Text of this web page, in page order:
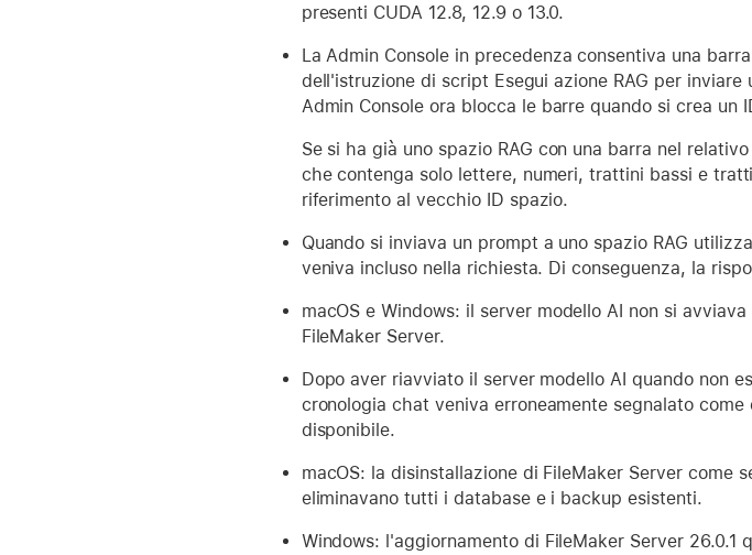
presenti CUDA 12.8, 12.9 o 13.0.
La Admin Console in precedenza consentiva una
dell'istruzione di script Esegui azione RAG per
Admin Console ora blocca le barre quando si crea un
Se si ha già uno spazio RAG con una barra nel
che contenga solo lettere, numeri, trattini bassi e
riferimento al vecchio ID spazio.
Quando si inviava un prompt a uno spazio RAG
veniva incluso nella richiesta. Di conseguenza, la
macOS e Windows: il server modello AI non si
FileMaker Server.
Dopo aver riavviato il server modello AI quando non
cronologia chat veniva erroneamente segnalato
disponibile.
macOS: la disinstallazione di FileMaker Server come
eliminavano tutti i database e i backup esistenti.
Windows: l'aggiornamento di FileMaker Server